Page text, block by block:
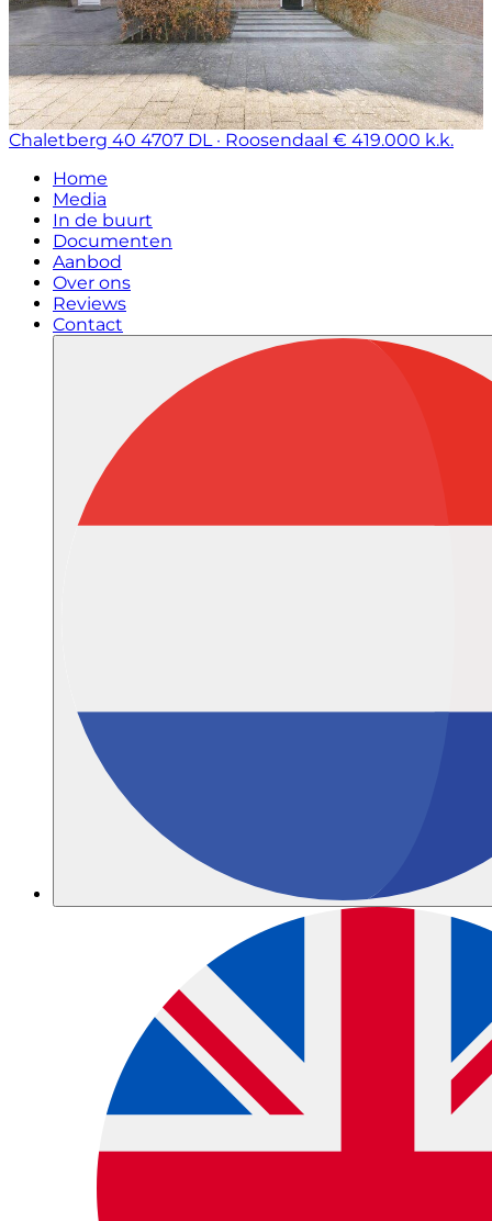
Chaletberg 40 4707 DL · Roosendaal € 419.000 k.k.
Home
Media
In de buurt
Documenten
Aanbod
Over ons
Reviews
Contact